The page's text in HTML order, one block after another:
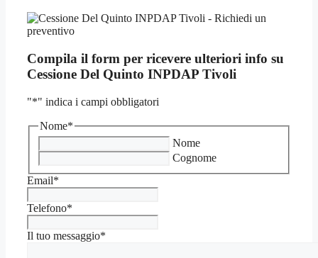
Compila il form per ricevere ulteriori info su
Cessione Del Quinto INPDAP Tivoli
"*" indica i campi obbligatori
Nome*
Nome
Cognome
Email*
Telefono*
Il tuo messaggio*